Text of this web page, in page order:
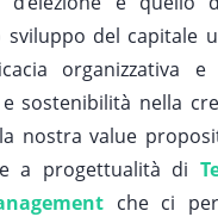
sviluppo del capitale
organizzativa
sostenibilità nella
nostra value
a progettualità di
che ci